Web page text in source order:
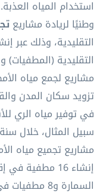
استخدام المياه
وطنيًا لريادة مشاريع
التقليدية، وذلك عبر
التقليدية (المطفيات)
مشاريع لجمع مياه
تزويد سكان المدن
في توفير مياه الري